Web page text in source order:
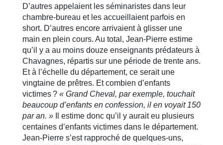
D’autres appelaient les séminaristes dans leur
chambre-bureau et les accueillaient parfois en
short. D’autres encore arrivaient à glisser une
main en plein cours. Au total, Jean-Pierre estime
qu’il y a au moins douze enseignants prédateurs à
Chavagnes, répartis sur une période de trente ans.
Et à l’échelle du département, ce serait une
vingtaine de prêtres. Et combien d’enfants
victimes ? « Grand Cheval, par exemple, touchait
beaucoup d’enfants en confession, il en voyait 150
par an. »Il estime donc qu’il y aurait eu plusieurs
centaines d’enfants victimes dans le département.
Jean-Pierre s’est rapproché de quelques-uns,